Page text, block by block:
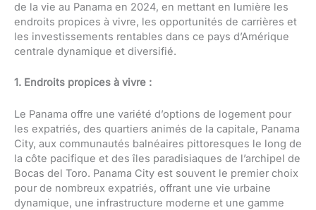
de la vie au Panama en 2024, en mettant en lumière les
endroits propices à vivre, les opportunités de carrières et
les investissements rentables dans ce pays d’Amérique
centrale dynamique et diversifié.
1. Endroits propices à vivre :
Le Panama offre une variété d’options de logement pour
les expatriés, des quartiers animés de la capitale, Panama
City, aux communautés balnéaires pittoresques le long de
la côte pacifique et des îles paradisiaques de l’archipel de
Bocas del Toro. Panama City est souvent le premier choix
pour de nombreux expatriés, offrant une vie urbaine
dynamique, une infrastructure moderne et une gamme